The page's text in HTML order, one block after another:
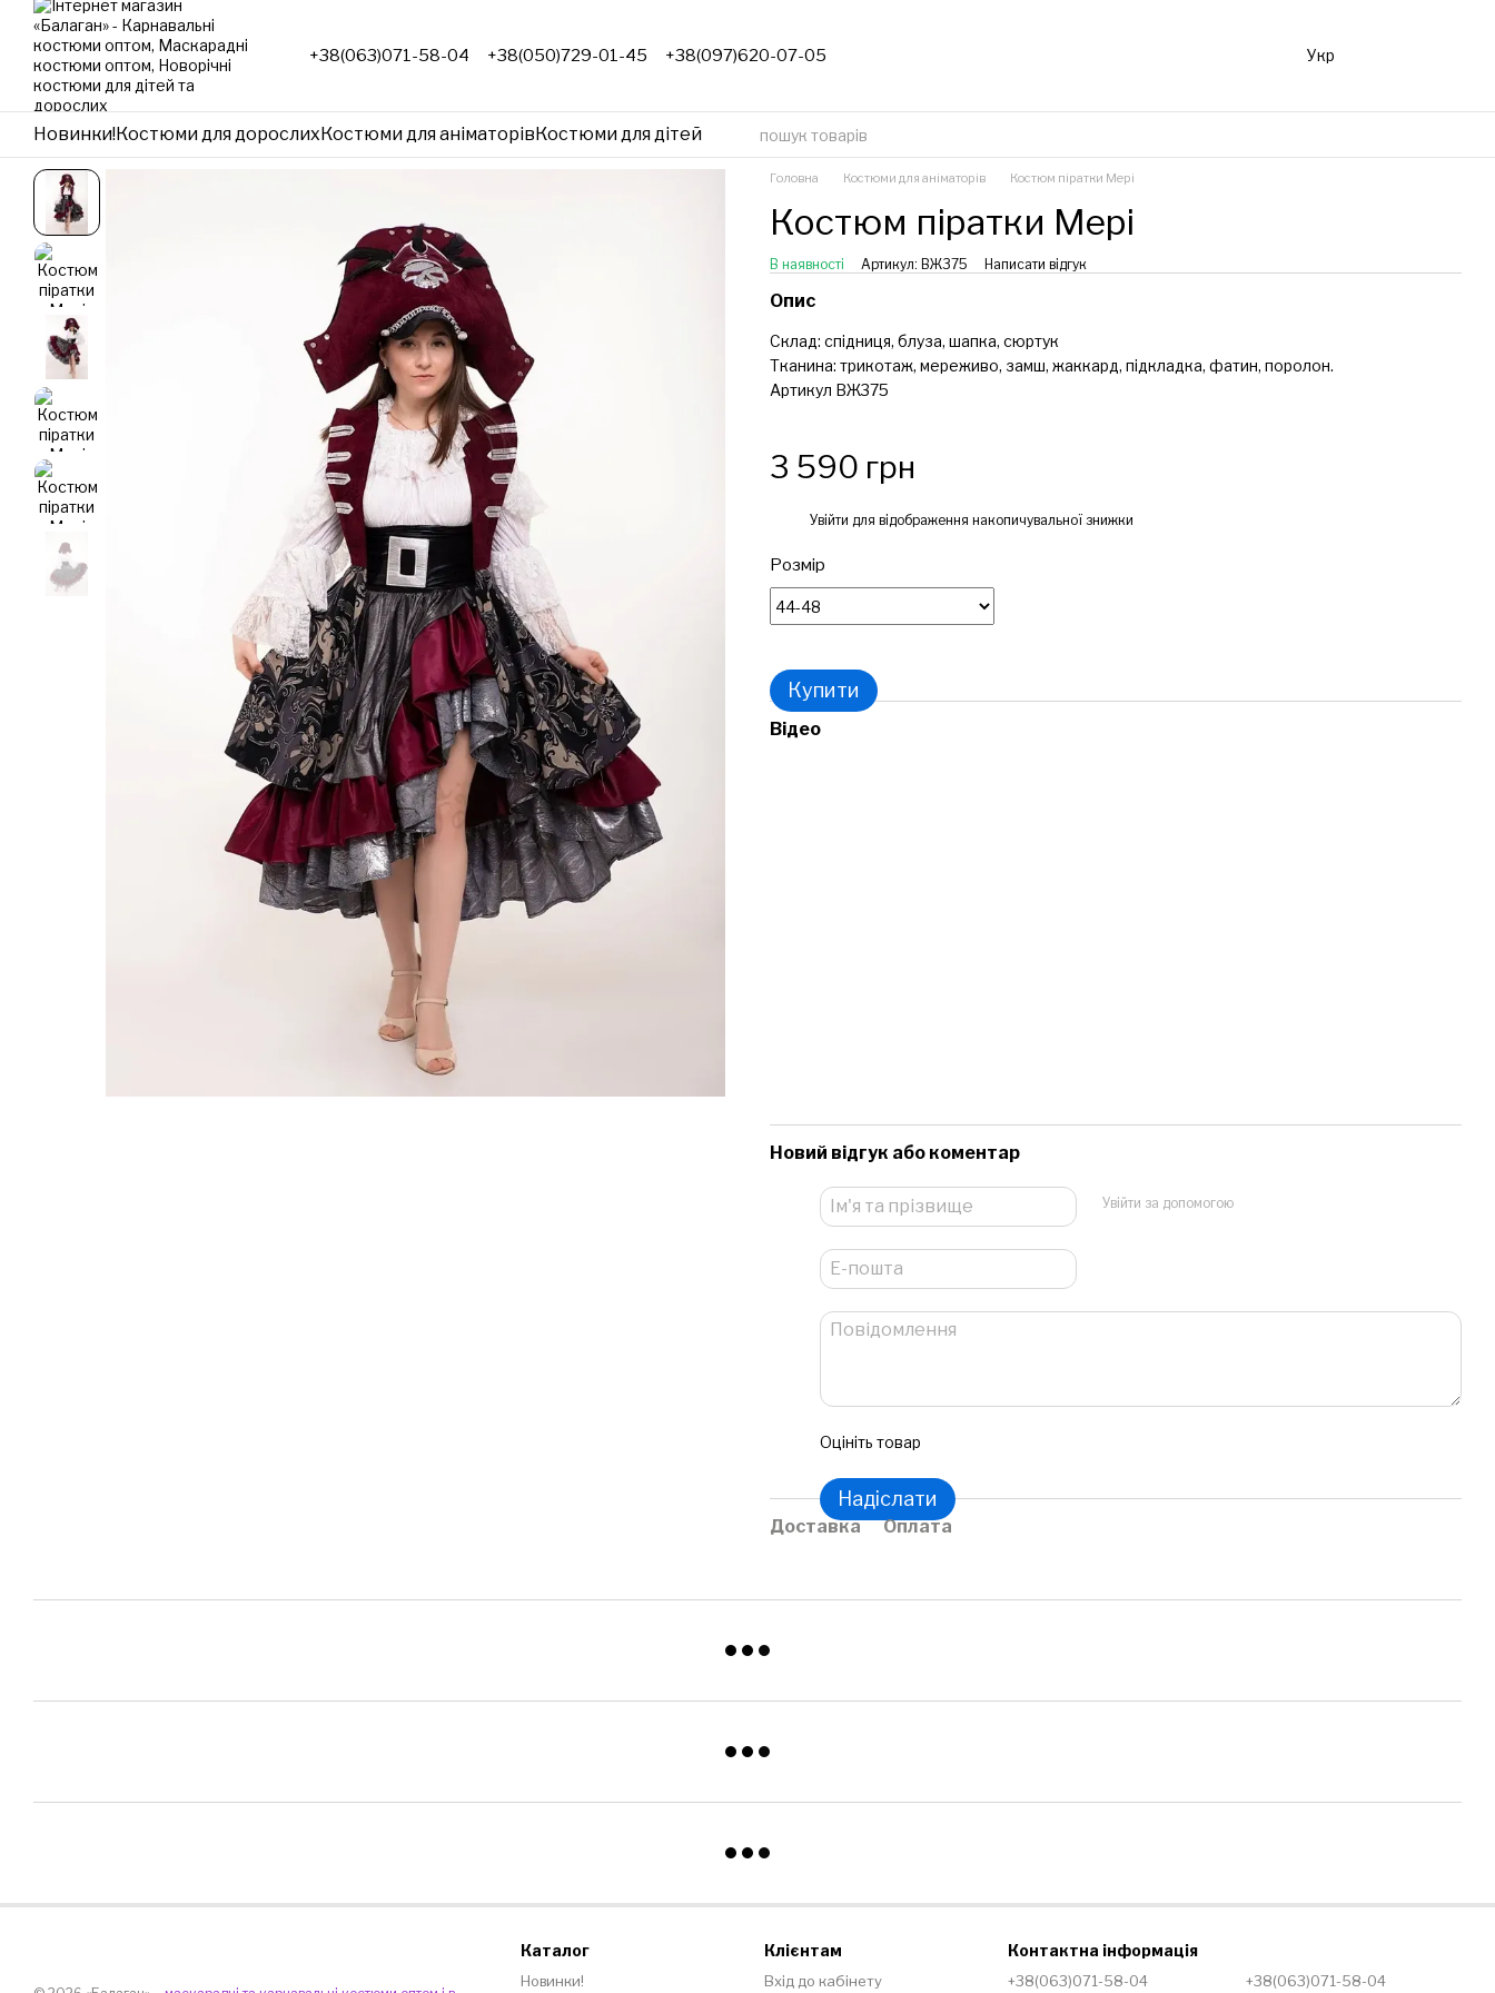
Перейти до основного контенту
+38(063)071-58-04 +38(050)729-01-45 +38(097)620-07-05 Укр
Новинки!Костюми для дорослихКостюми для аніматорівКостюми для дітей
Головна Костюми для аніматорів Костюм піратки Мері
Костюм піратки Мері
В наявності Артикул: ВЖ375 Написати відгук
Опис
Склад: спідниця, блуза, шапка, сюртук
Тканина: трикотаж, мереживо, замш, жаккард, підкладка, фатин, поролон.
Артикул ВЖ375
3 590 грн
Увійти для відображення накопичувальної знижки
Розмір
Купити
Відео
Новий відгук або коментар
Увійти за допомогою
Оцініть товар
Надіслати
Доставка Оплата
Каталог
Новинки!
Клієнтам
Вхід до кабінету
Контактна інформація
+38(063)071-58-04 +38(063)071-58-04